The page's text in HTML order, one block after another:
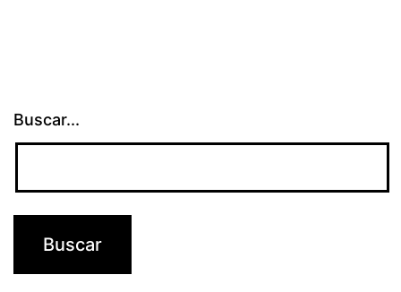
Buscar...